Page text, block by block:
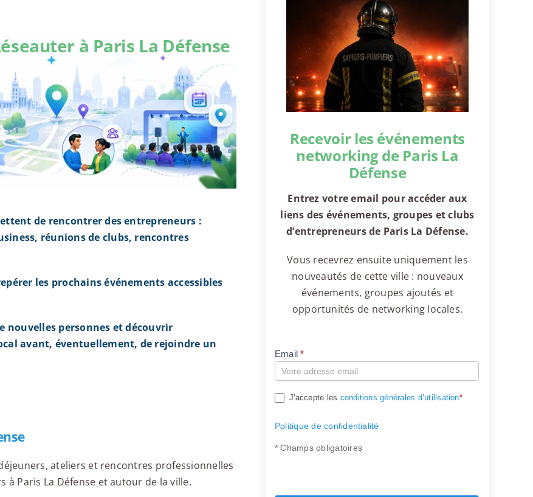
à Paris La Défense
de rencontrer des entrepreneurs :
réunions de clubs, rencontres
les prochains événements accessibles
personnes et découvrir
avant, éventuellement, de rejoindre un
ateliers et rencontres professionnelles
à Paris La Défense et autour de la ville.
Recevoir les événements
networking de Paris La
Défense
Entrez votre email pour accéder aux
liens des événements, groupes et clubs
d’entrepreneurs de Paris La Défense.
Vous recevrez ensuite uniquement les
nouveautés de cette ville : nouveaux
événements, groupes ajoutés et
opportunités de networking locales.
Compte
Email*
J'accepte les conditions générales d’utilisation*
Politique de confidentialité
* Champs obligatoires